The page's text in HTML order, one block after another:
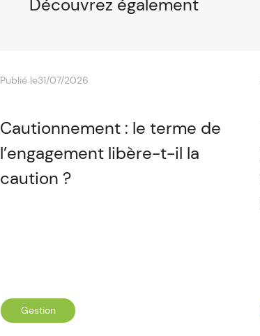
Découvrez également
Publié le31/07/2026
Cautionnement : le terme de
l’engagement libère-t-il la
caution ?
Gestion